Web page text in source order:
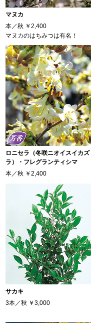
マヌカ
本／秋 ￥2,400
マヌカのはちみつは有名！
ロニセラ（冬咲ニオイスイカズ
ラ）・フレグランティシマ
本／秋 ￥2,400
サカキ
3本／秋 ￥3,000